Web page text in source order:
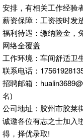
安排，有相关工作经验
薪资保障：工资按时发
福利待遇：缴纳险金，
网络全覆盖
工作环境：车间舒适卫
联系电话：
招聘邮箱：
名)
公司地址：胶州市胶莱
诚邀各位有志之士加入
得，择优录取!